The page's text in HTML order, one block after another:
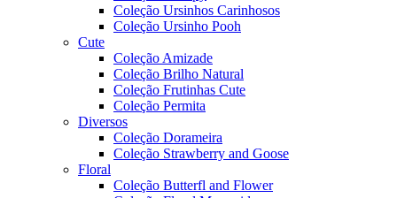
Coleção Ursinhos Carinhosos
Coleção Ursinho Pooh
Cute
Coleção Amizade
Coleção Brilho Natural
Coleção Frutinhas Cute
Coleção Permita
Diversos
Coleção Dorameira
Coleção Strawberry and Goose
Floral
Coleção Butterfl and Flower